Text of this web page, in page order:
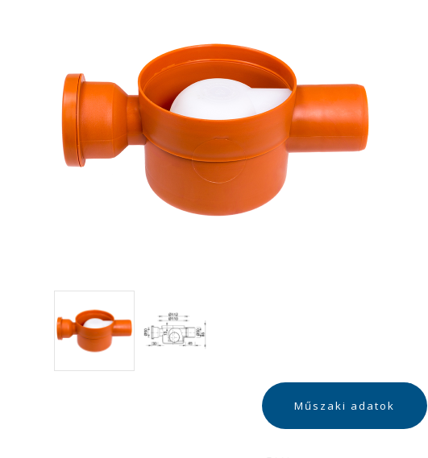
Műszaki adatok